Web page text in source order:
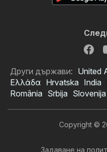
Други държави: United
Ελλάδα Hrvatska India
România Srbija Slovenija
Copyright ©
Задаване на